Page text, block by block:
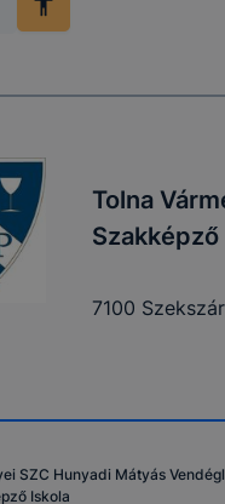
Tolna
7100
SZC Hunyadi Mátyás
Iskola